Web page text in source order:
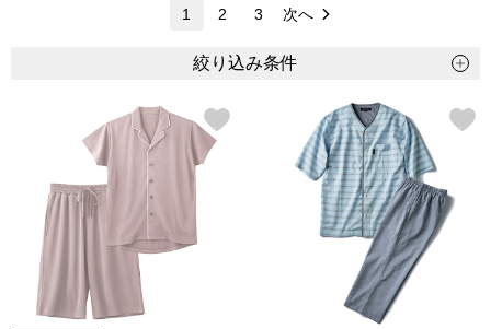
その他
トップス
Tシャツ／カッ
ポロシャツ
1 2 3 次へ
絞り込み条件